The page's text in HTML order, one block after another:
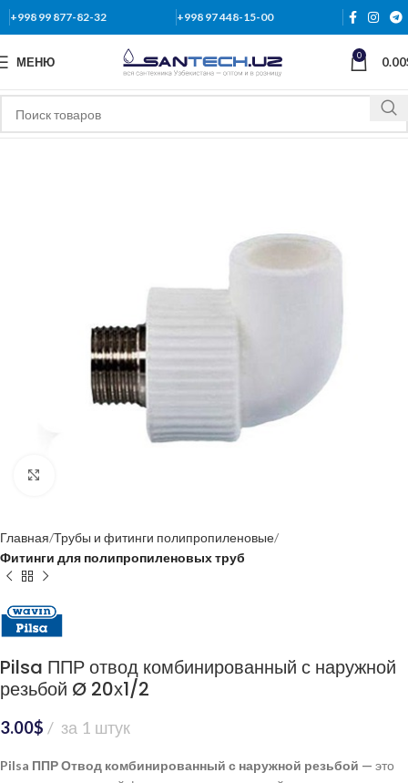
+998 99 877-82-32 +998 97 448-15-00
МЕНЮ 0 0.00
Главная Трубы и фитинги полипропиленовые
Фитинги для полипропиленовых труб
Pilsa ППР отвод комбинированный с наружной
резьбой Ø 20х1/2
3.00$ за 1 штук
Pilsa ППР Отвод комбинированный с наружной резьбой — это